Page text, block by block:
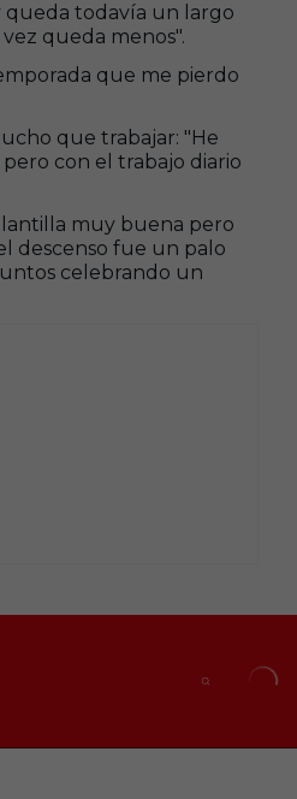
queda todavía un largo
queda menos".
que me pierdo
que trabajar: "He
con el trabajo diario
muy buena pero
descenso fue un palo
celebrando un